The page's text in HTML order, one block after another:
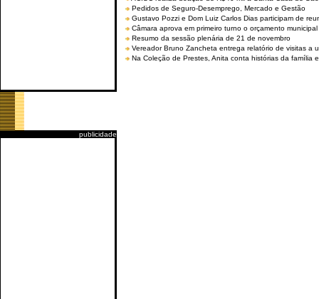
publicidade
Pedidos de Seguro-Desemprego, Mercado e Gestão
Gustavo Pozzi e Dom Luiz Carlos Dias participam de
Câmara aprova em primeiro turno o orçamento
Resumo da sessão plenária de 21 de novembro
Vereador Bruno Zancheta entrega relatório de visitas a
Na Coleção de Prestes, Anita conta histórias da família